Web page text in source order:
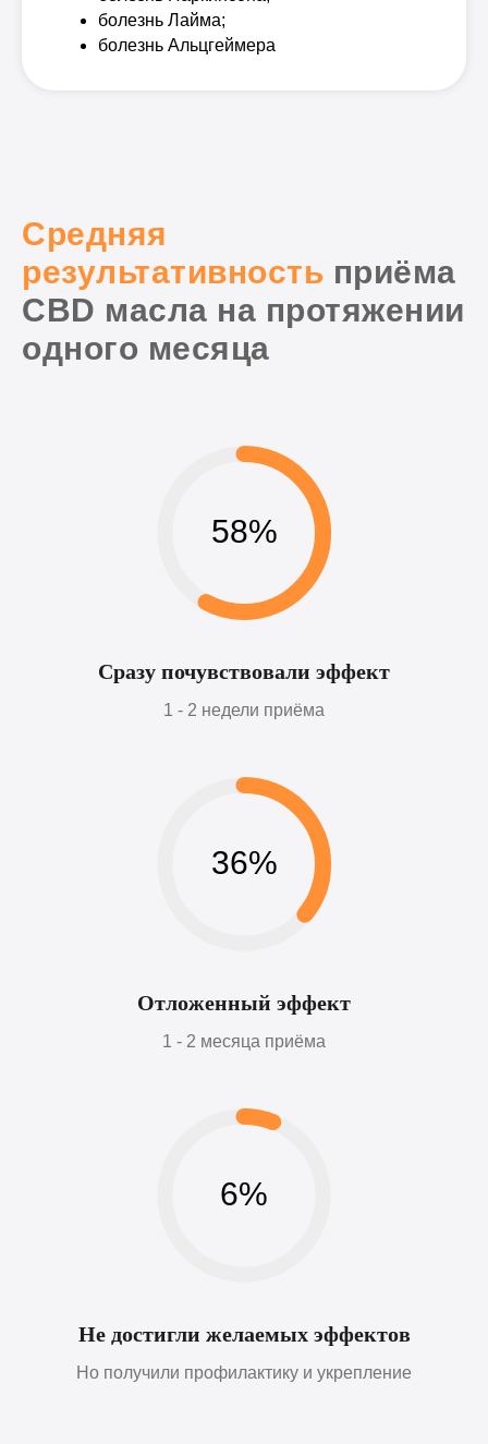
болезнь Лайма;
болезнь Альцгеймера
Средняя
результативность приёма
CBD масла на протяжении
одного месяца
58%
Сразу почувствовали эффект
1 - 2 недели приёма
36%
Отложенный эффект
1 - 2 месяца приёма
6%
Не достигли желаемых эффектов
Но получили профилактику и укрепление